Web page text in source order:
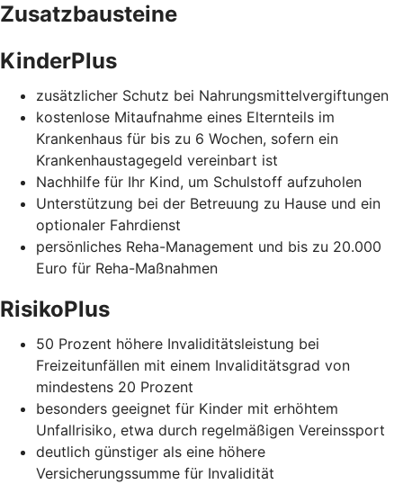
Zusatzbausteine
KinderPlus
zusätzlicher Schutz bei Nahrungsmittelvergiftungen
kostenlose Mitaufnahme eines Elternteils im
Krankenhaus für bis zu 6 Wochen, sofern ein
Krankenhaustagegeld vereinbart ist
Nachhilfe für Ihr Kind, um Schulstoff aufzuholen
Unterstützung bei der Betreuung zu Hause und ein
optionaler Fahrdienst
persönliches Reha-Management und bis zu 20.000
Euro für Reha-Maßnahmen
RisikoPlus
50 Prozent höhere Invaliditätsleistung bei
Freizeitunfällen mit einem Invaliditätsgrad von
mindestens 20 Prozent
besonders geeignet für Kinder mit erhöhtem
Unfallrisiko, etwa durch regelmäßigen Vereinssport
deutlich günstiger als eine höhere
Versicherungssumme für Invalidität